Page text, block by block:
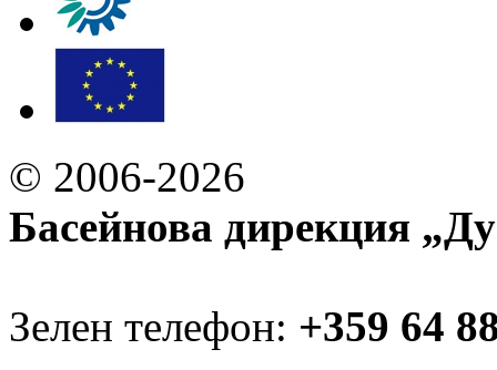
© 2006-2026
Басейнова дирекция
Зелен телефон: +359 64